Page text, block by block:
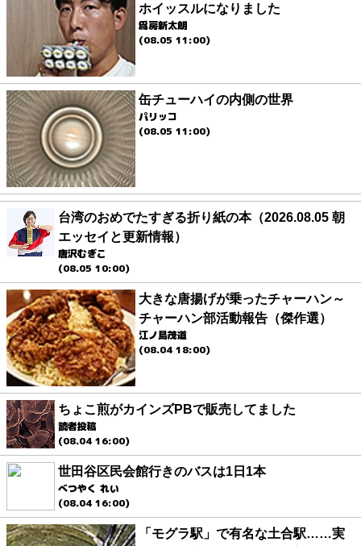
ホイッスルになりました
爲房新太朗
(08.05 11:00)
缶チューハイの内側の世界
パリッコ
(08.05 11:00)
台湾のおめでたすぎる折り紙の本（2026.08.05 朝
エッセイと更新情報）
唐沢むぎこ
(08.05 10:00)
大きな唐揚げが乗ったチャーハン～
チャーハン部活動報告（傑作選）
江ノ島茂道
(08.04 18:00)
ちょこ煎がカインズPBで販売してました
読者投稿
(08.04 16:00)
世田谷区民会館行きのバスは1日1本
べつやく れい
(08.04 16:00)
「モグラ駅」で有名な土合駅……実